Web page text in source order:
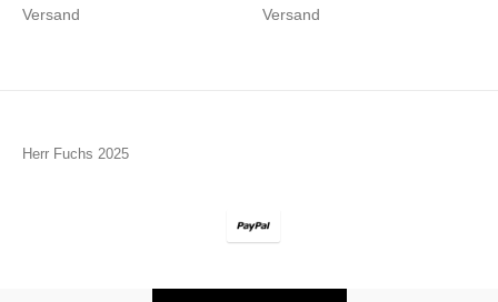
Versand
Versand
Herr Fuchs 2025